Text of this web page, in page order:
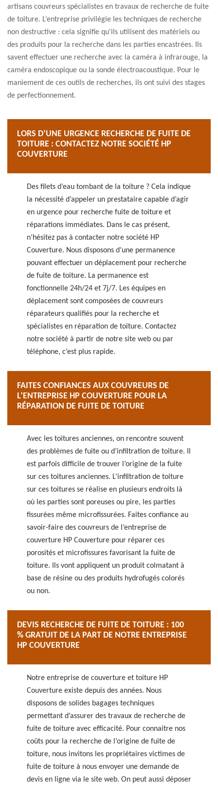
artisans couvreurs spécialistes en travaux de recherche de fuite
de toiture. L’entreprise privilégie les techniques de recherche
non destructive : cela signifie qu'ils utilisent des matériels ou
des produits pour la recherche dans les parties encastrées. Ils
savent effectuer une recherche avec la caméra à infrarouge, la
caméra endoscopique ou la sonde électroacoustique. Pour le
maniement de ces outils de recherches, ils ont suivi des stages
de perfectionnement.
LORS D’UNE URGENCE RECHERCHE DE FUITE DE
TOITURE : CONTACTEZ NOTRE SOCIÉTÉ HP
COUVERTURE
Des filets d’eau tombant de la toiture ? Cela indique
la nécessité d’appeler un prestataire capable d’agir
en urgence pour recherche fuite de toiture et
réparations immédiates. Dans le cas présent,
n’hésitez pas à contacter notre société HP
Couverture. Nous disposons d’une permanence
pouvant effectuer un déplacement pour recherche
de fuite de toiture. La permanence est
fonctionnelle 24h/24 et 7j/7. Les équipes en
déplacement sont composées de couvreurs
réparateurs qualifiés pour la recherche et
spécialistes en réparation de toiture. Contactez
notre société à partir de notre site web ou par
téléphone, c’est plus rapide.
FAITES CONFIANCES AUX COUVREURS DE
L’ENTREPRISE HP COUVERTURE POUR LA
RÉPARATION DE FUITE DE TOITURE
Avec les toitures anciennes, on rencontre souvent
des problèmes de fuite ou d’infiltration de toiture. Il
est parfois difficile de trouver l’origine de la fuite
sur ces toitures anciennes. L’infiltration de toiture
sur ces toitures se réalise en plusieurs endroits là
où les parties sont poreuses ou pire, les parties
fissurées même microfissurées. Faites confiance au
savoir-faire des couvreurs de l’entreprise de
couverture HP Couverture pour réparer ces
porosités et microfissures favorisant la fuite de
toiture. Ils vont appliquent un produit colmatant à
base de résine ou des produits hydrofugés colorés
ou non.
DEVIS RECHERCHE DE FUITE DE TOITURE : 100
% GRATUIT DE LA PART DE NOTRE ENTREPRISE
HP COUVERTURE
Notre entreprise de couverture et toiture HP
Couverture existe depuis des années. Nous
disposons de solides bagages techniques
permettant d’assurer des travaux de recherche de
fuite de toiture avec efficacité. Pour connaitre nos
coûts pour la recherche de l’origine de fuite de
toiture, nous invitons les propriétaires victimes de
fuite de toiture à nous envoyer une demande de
devis en ligne via le site web. On peut aussi déposer